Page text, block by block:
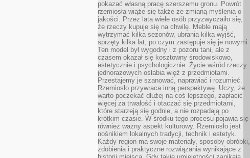
pokazać własną pracę szerszemu gronu. Powrót
rzemiosła wiąże się także ze zmianą myślenia o
jakości. Przez lata wiele osób przyzwyczaiło się,
że rzeczy kupuje się na chwilę. Meble mają
wytrzymać kilka sezonów, ubrania kilka wyjść,
sprzęty kilka lat, po czym zastępuje się je nowymi.
Ten model był wygodny i z pozoru tani, ale z
czasem okazał się kosztowny środowiskowo,
estetycznie i psychologicznie. Życie wśród rzeczy
jednorazowych osłabia więź z przedmiotami.
Przestajemy je szanować, naprawiać i rozumieć.
Rzemiosło przywraca inną perspektywę. Uczy, że
warto poczekać dłużej na coś lepszego, zapłacić
więcej za trwałość i otaczać się przedmiotami,
które starzeją się godnie, a nie rozpadają po
krótkim czasie. W środku tego procesu pojawia się
również ważny aspekt kulturowy. Rzemiosło jest
nośnikiem lokalnych tradycji, technik i estetyk.
Każdy region ma swoje materiały, sposoby obróbki,
zdobienia i praktyczne rozwiązania wynikające z